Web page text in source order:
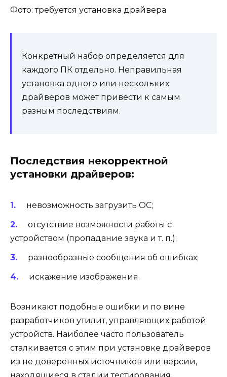
Фото: требуется установка драйвера
Конкретный набор определяется для
каждого ПК отдельно. Неправильная
установка одного или нескольких
драйверов может привести к самым
разным последствиям.
Последствия некорректной
установки драйверов:
невозможность загрузить ОС;
отсутствие возможности работы с
устройством (пропадание звука и т. п.);
разнообразные сообщения об ошибках;
искажение изображения.
Возникают подобные ошибки и по вине
разработчиков утилит, управляющих работой
устройств. Наиболее часто пользователь
сталкивается с этим при установке драйверов
из не доверенных источников или версии,